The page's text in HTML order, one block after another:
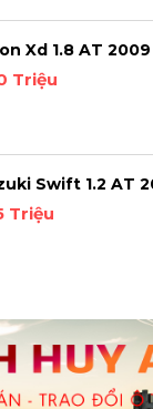
Xd 1.8 AT 2009
Triệu
Swift 1.2 AT
Triệu